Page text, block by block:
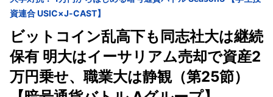
資連合 USIC×J-CAST】
ビットコイン乱高下も同志社大は継続
保有 明大はイーサリアム売却で資産2
万円乗せ、職業大は静観（第25節）